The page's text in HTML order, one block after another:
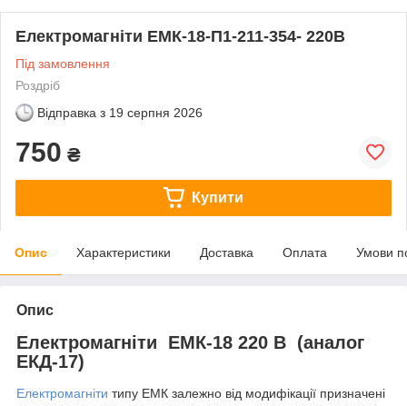
Електромагніти ЕМК-18-П1-211-354- 220В
Під замовлення
Роздріб
Відправка з 19 серпня 2026
750 ₴
Купити
Опис Характеристики Доставка Оплата Умови
Опис
Електромагніти ЕМК-18 220 В (аналог
ЕКД-17)
Електромагніти типу ЕМК залежно від модифікації призначені